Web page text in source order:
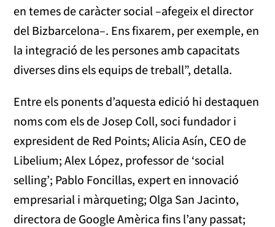
en temes de caràcter social –afegeix el director
del Bizbarcelona–. Ens fixarem, per exemple, en
la integració de les persones amb capacitats
diverses dins els equips de treball”, detalla.
Entre els ponents d’aquesta edició hi destaquen
noms com els de Josep Coll, soci fundador i
expresident de Red Points; Alicia Asín, CEO de
Libelium; Alex López, professor de ‘social
selling’; Pablo Foncillas, expert en innovació
empresarial i màrqueting; Olga San Jacinto,
directora de Google Amèrica fins l’any passat;